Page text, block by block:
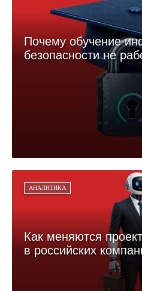
Почему обучение
безопасности не
АНАЛИТИКА
Как меняются
в российских